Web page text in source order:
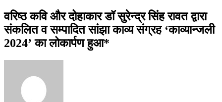
वरिष्ठ कवि और दोहाकार डॉ सुरेन्द्र सिंह रावत द्वारा
संकलित व सम्पादित सांझा काव्य संग्रह ‘काव्यान्जली
2024’ का लोकार्पण हुआ*